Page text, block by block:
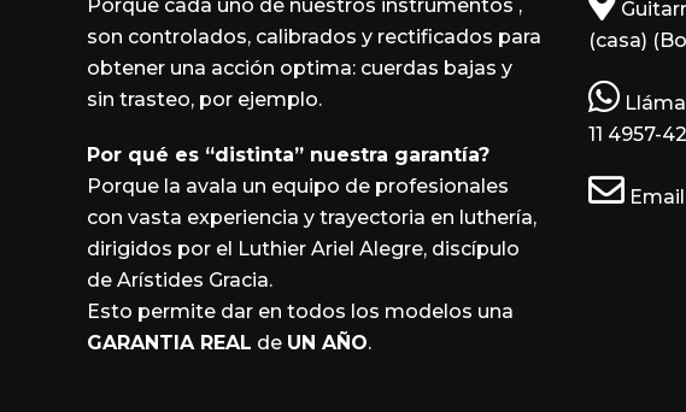
Porque cada uno de nuestros instrumentos ,
son controlados, calibrados y rectificados para
obtener una acción optima: cuerdas bajas y
sin trasteo, por ejemplo.
Por qué es “distinta” nuestra garantía?
Porque la avala un equipo de profesionales
con vasta experiencia y trayectoria en luthería,
dirigidos por el Luthier Ariel Alegre, discípulo
de Arístides Gracia.
Esto permite dar en todos los modelos una
GARANTIA REAL de UN AÑO.
(casa)
11 4957-